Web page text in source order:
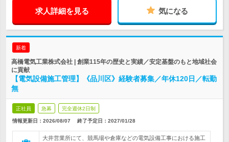
求人詳細を見る 気になる
新着
高橋電気工業株式会社 | 創業115年の歴史と実績／安定基盤のもと地域社会
に貢献
【電気設備施工管理】《品川区》経験者募集／年休120日／転勤
無
正社員 急募 完全週休2日制
情報更新日：2026/08/07 終了予定日： 2027/01/28
大井営業所にて、競馬場や倉庫などの電気設備工事における施工